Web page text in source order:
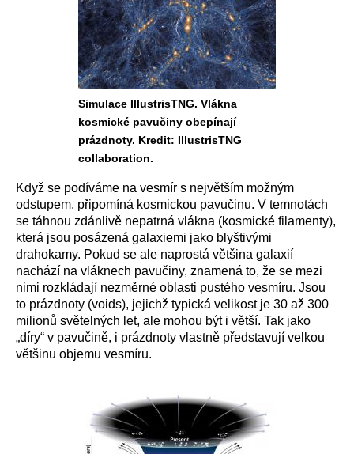
Simulace IllustrisTNG. Vlákna
kosmické pavučiny obepínají
prázdnoty. Kredit: IllustrisTNG
collaboration.
Když se podíváme na vesmír s největším možným
odstupem, připomíná kosmickou pavučinu. V temnotách
se táhnou zdánlivě nepatrná vlákna (kosmické filamenty),
která jsou posázená galaxiemi jako blyštivými
drahokamy. Pokud se ale naprostá většina galaxií
nachází na vláknech pavučiny, znamená to, že se mezi
nimi rozkládají nezměrné oblasti pustého vesmíru. Jsou
to prázdnoty (voids), jejichž typická velikost je 30 až 300
milionů světelných let, ale mohou být i větší. Tak jako
„díry“ v pavučině, i prázdnoty vlastně představují velkou
většinu objemu vesmíru.